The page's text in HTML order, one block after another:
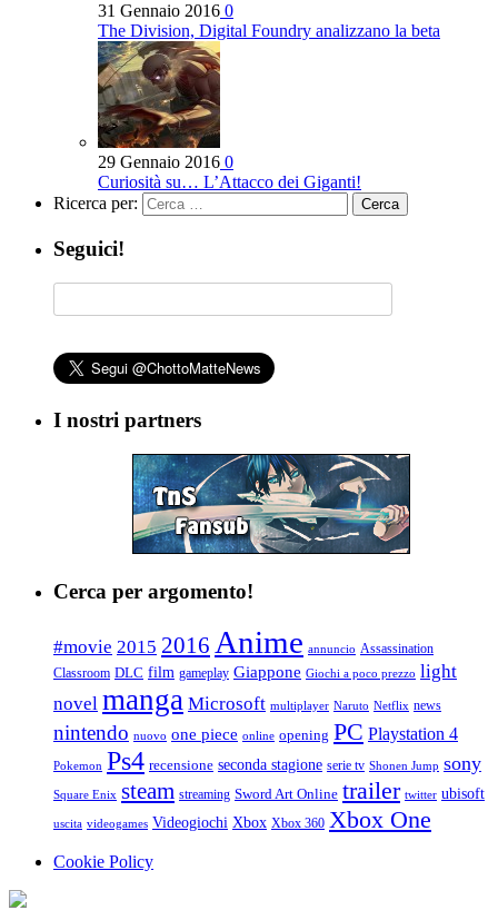
31 Gennaio 2016 0
The Division, Digital Foundry analizzano la beta
29 Gennaio 2016 0
Curiosità su… L’Attacco dei Giganti!
Ricerca per:
Seguici!
I nostri partners
Cerca per argomento!
#movie 2015 2016 Anime annuncio Assassination
Classroom DLC film gameplay Giappone Giochi a poco prezzo light
novel manga Microsoft multiplayer Naruto Netflix news
nintendo nuovo one piece online opening PC Playstation 4
Pokemon Ps4 recensione seconda stagione serie tv Shonen Jump sony
Square Enix steam streaming Sword Art Online trailer twitter ubisoft
uscita videogames Videogiochi Xbox Xbox 360 Xbox One
Cookie Policy